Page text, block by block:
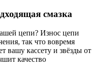
смазка
цепи? Износ цепи
так что вовремя
вашу кассету и звёзды от
качество